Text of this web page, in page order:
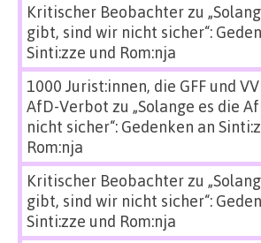
Kritischer Beobachterzu
gibt, sind wir nicht sicher“:
Sinti:zze und Rom:nja
1000 Jurist:innen, die GFF und
AfD-Verbot zu „Solange es die
nicht sicher“: Gedenken an
Rom:nja
Kritischer Beobachterzu
gibt, sind wir nicht sicher“:
Sinti:zze und Rom:nja